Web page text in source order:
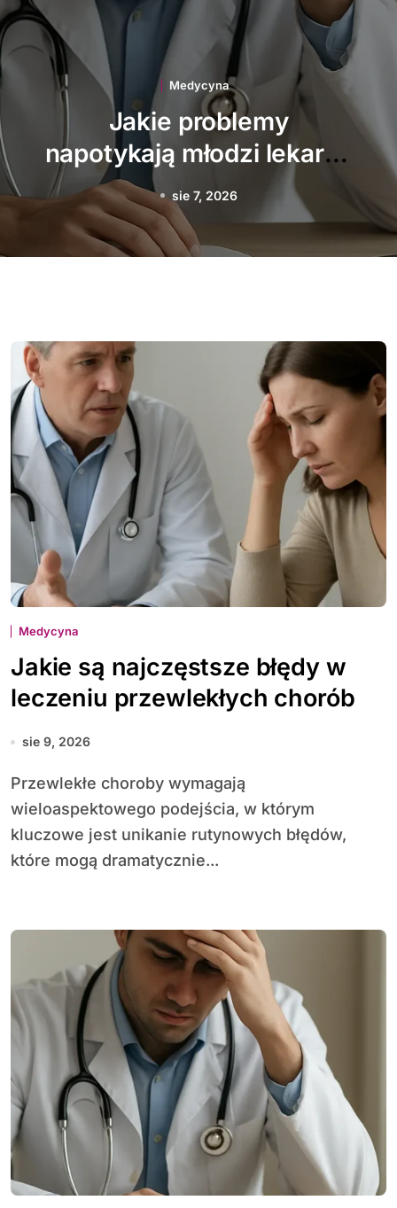
Medycyna
Jakie prawa ma pacjent w
szpitalu psychiatrycznym
sie 5, 2026
Medycyna
Jakie są najczęstsze błędy w
leczeniu przewlekłych chorób
sie 9, 2026
Przewlekłe choroby wymagają
wieloaspektowego podejścia, w którym
kluczowe jest unikanie rutynowych błędów,
które mogą dramatycznie...